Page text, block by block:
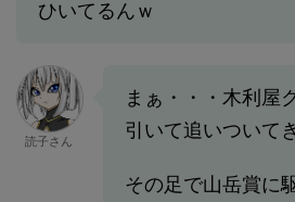
ひいてるんｗ
読子さん
まぁ・・・木利屋
引いて追いついて
その足で山岳賞に